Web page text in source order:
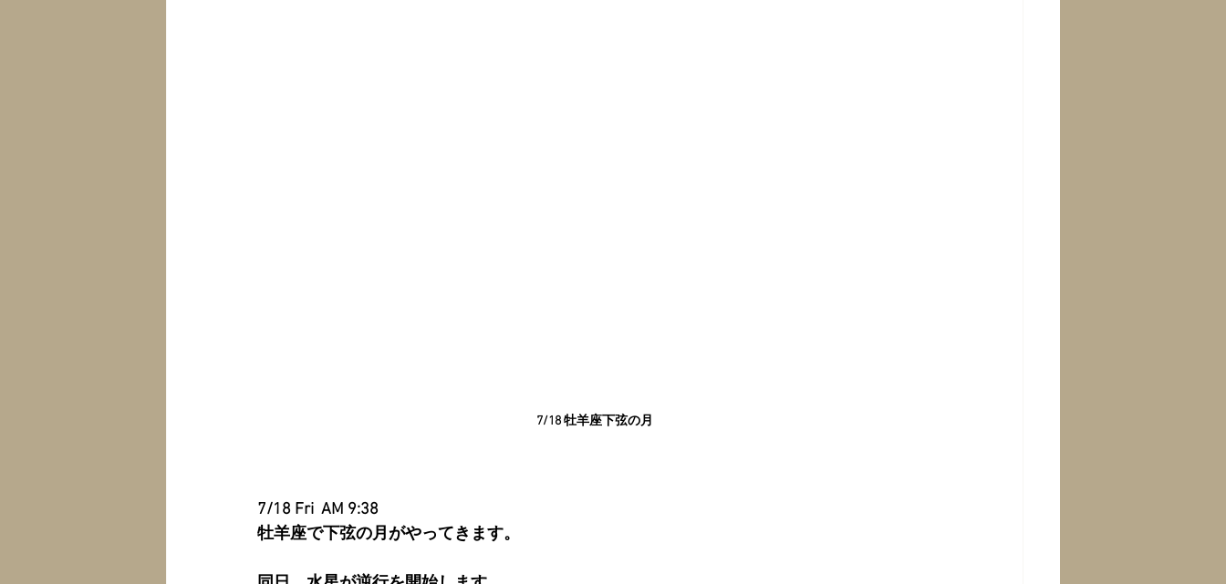
7/18 牡羊座下弦の月
7/18 Fri  AM 9:38
牡羊座で下弦の月がやってきます。